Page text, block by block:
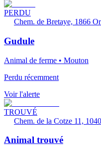
PERDU
Chem. de Bretaye, 1866
Gudule
Animal de ferme • Mouton
Perdu récemment
Voir l'alerte
TROUVÉ
Chem. de la Cotze 11,
Animal trouvé